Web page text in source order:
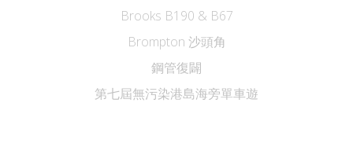
Brooks B190 & B67
Brompton 沙頭角
鋼管復闢
第七屆無污染港島海旁單車遊